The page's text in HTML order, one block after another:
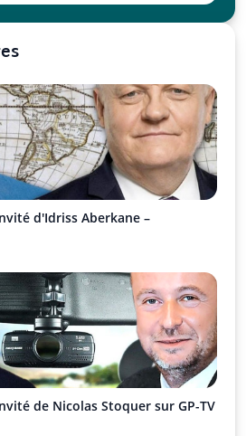
d'Idriss Aberkane –
de Nicolas Stoquer sur GP-TV